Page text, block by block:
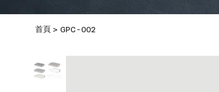
首頁 > GPC-002